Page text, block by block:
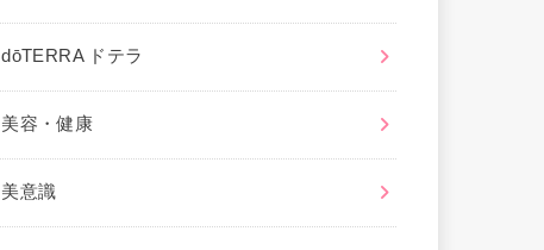
dōTERRA ドテラ
美容・健康
美意識